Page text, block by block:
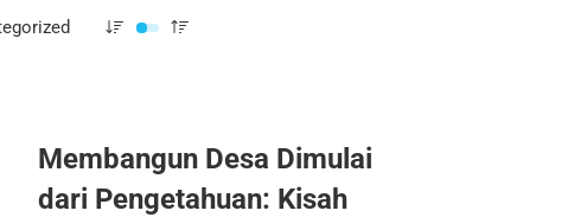
Membangun Desa Dimulai
dari Pengetahuan: Kisah